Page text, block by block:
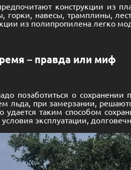
конструкции
навесы, трамплины,
из полипропилена легко
– правда или миф
позаботиться о
льда, при замерзании,
таким способом
эксплуатации,